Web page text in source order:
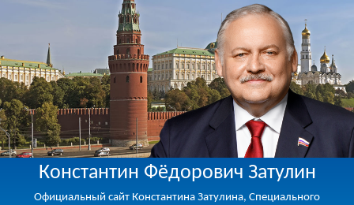
Константин Фёдорович Затулин
Официальный сайт Константина Затулина, Специального